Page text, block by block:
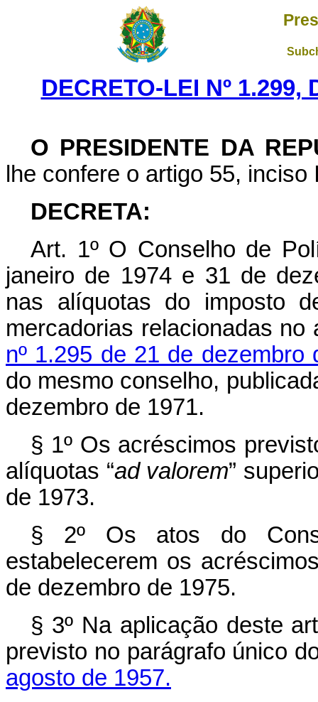
DECRETO-LEI Nº 1.299,
O PRESIDENTE DA
lhe confere o artigo 55,
DECRETA:
Art. 1º O Conselho de
janeiro de 1974 e 31 de
nas alíquotas do imposto
mercadorias relacionadas
nº 1.295 de 21 de dezembro
do mesmo conselho,
dezembro de 1971.
§ 1º Os acréscimos
alíquotas “ad valorem”
de 1973.
§ 2º Os atos do
estabelecerem os
de dezembro de 1975.
§ 3º Na aplicação deste
previsto no parágrafo único
agosto de 1957.